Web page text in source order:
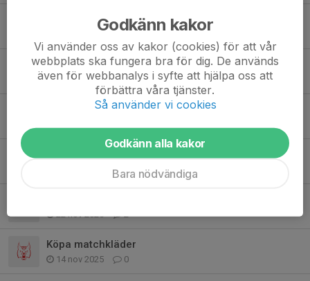
Föräldramöte 5/3
3 mar, 09:57 0
Ingen ordinarie träning under lovet
11 feb, 10:19 0
Information om vår försäkring
22 nov 2025 2
Köpa matchkläder
14 nov 2025 0
Godkänn kakor
Vi använder oss av kakor (cookies) för att vår
webbplats ska fungera bra för dig. De används
även för webbanalys i syfte att hjälpa oss att
förbättra våra tjänster.
Så använder vi cookies
Godkänn alla kakor
Bara nödvändiga